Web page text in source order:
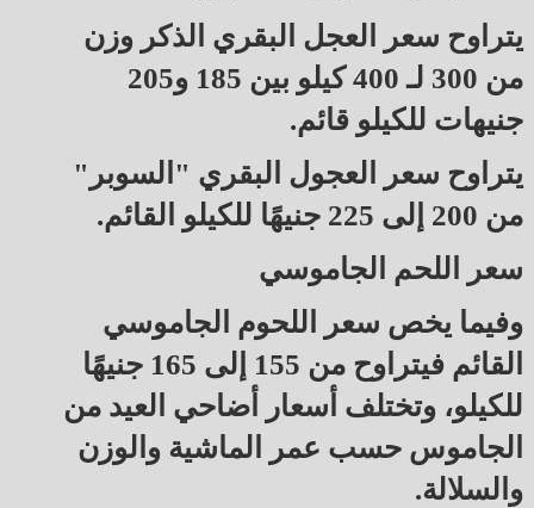
يتراوح سعر العجل البقري الذكر وزن
من 300 لـ 400 كيلو بين 185 و205
جنيهات للكيلو قائم.
يتراوح سعر العجول البقري "السوبر"
من 200 إلى 225 جنيهًا للكيلو القائم.
سعر اللحم الجاموسي
وفيما يخص سعر اللحوم الجاموسي
القائم فيتراوح من 155 إلى 165 جنيهًا
للكيلو، وتختلف أسعار أضاحي العيد من
الجاموس حسب عمر الماشية والوزن
والسلالة.